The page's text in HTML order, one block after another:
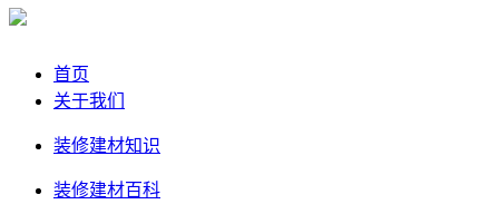
首页
关于我们
装修建材知识
装修建材百科